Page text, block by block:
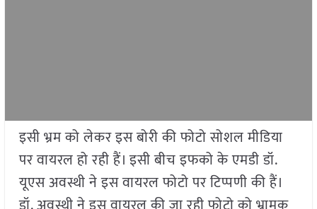
इसी भ्रम को लेकर इस बोरी की फोटो सोशल मीडिया
पर वायरल हो रही हैं। इसी बीच इफको के एमडी डॉ.
यूएस अवस्थी ने इस वायरल फोटो पर टिप्पणी की हैं।